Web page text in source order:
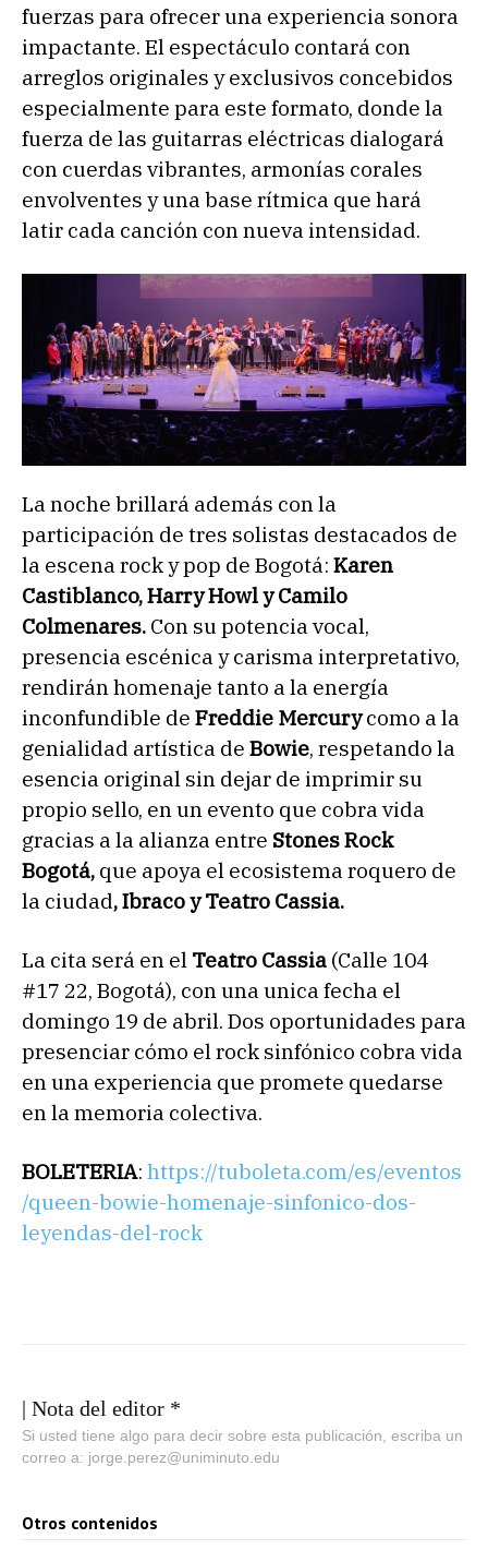
fuerzas para ofrecer una experiencia sonora
impactante. El espectáculo contará con
arreglos originales y exclusivos concebidos
especialmente para este formato, donde la
fuerza de las guitarras eléctricas dialogará
con cuerdas vibrantes, armonías corales
envolventes y una base rítmica que hará
latir cada canción con nueva intensidad.
La noche brillará además con la
participación de tres solistas destacados de
la escena rock y pop de Bogotá: Karen
Castiblanco, Harry Howl y Camilo
Colmenares. Con su potencia vocal,
presencia escénica y carisma interpretativo,
rendirán homenaje tanto a la energía
inconfundible de Freddie Mercurycomo a la
genialidad artística de Bowie, respetando la
esencia original sin dejar de imprimir su
propio sello, en un evento que cobra vida
gracias a la alianza entre Stones Rock
Bogotá, que apoya el ecosistema roquero de
la ciudad, Ibraco y Teatro Cassia.
La cita será en el Teatro Cassia (Calle 104
#17 22, Bogotá), con una unica fecha el
domingo 19 de abril. Dos oportunidades para
presenciar cómo el rock sinfónico cobra vida
en una experiencia que promete quedarse
en la memoria colectiva.
BOLETERIA: https://tuboleta.com/es/eventos
/queen-bowie-homenaje-sinfonico-dos-
leyendas-del-rock
| Nota del editor *
Si usted tiene algo para decir sobre esta publicación, escriba un
correo a: jorge.perez@uniminuto.edu
Otros contenidos